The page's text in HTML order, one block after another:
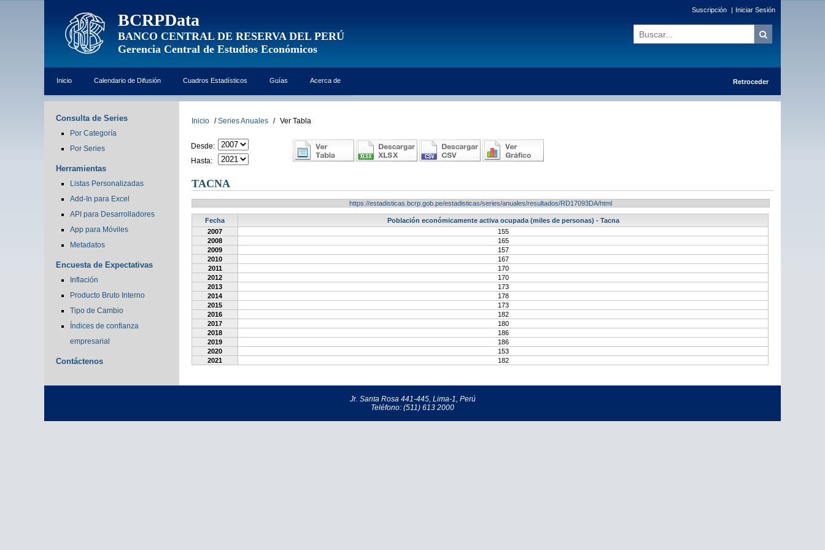
BCRPData
BANCO CENTRAL DE RESERVA DEL PERÚ
Gerencia Central de Estudios Económicos
Suscripción | Iniciar Sesión
Inicio Calendario de Difusión Cuadros Estadísticos Guías Acerca de Retroceder
Consulta de Series
Por Categoría
Por Series
Herramientas
Listas Personalizadas
Add-In para Excel
API para Desarrolladores
App para Móviles
Metadatos
Encuesta de Expectativas
Inflación
Producto Bruto Interno
Tipo de Cambio
Índices de confianza
empresarial
Contáctenos
Inicio / Series Anuales / Ver Tabla
Desde:
Hasta:
TACNA
https://estadisticas.bcrp.gob.pe/estadisticas/series/anuales/resultados/RD17093DA/html
Fecha
Población económicamente activa ocupada (miles de personas) - Tacna
2007
155
2008
165
2009
157
2010
167
2011
170
2012
170
2013
173
2014
178
2015
173
2016
182
2017
180
2018
186
2019
186
2020
153
2021
182
Jr. Santa Rosa 441-445, Lima-1, Perú
Teléfono: (511) 613 2000